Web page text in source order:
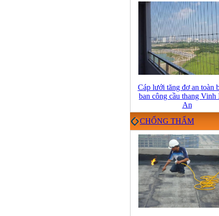
Cáp lưới tăng đơ an toàn
ban công cầu thang Vinh
An
CHỐNG THẤM